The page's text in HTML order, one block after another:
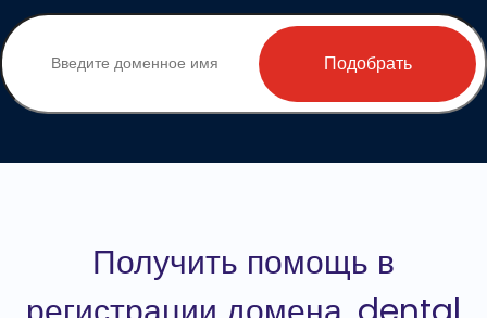
Подобрать
Получить помощь в